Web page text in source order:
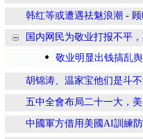
韩红等或遭遇祛魅浪潮 -
国内网民为敬业打报不平
敬业明显出钱搞乱
胡锦涛、温家宝他们是斗
五中全會布局二十一大，
中國軍方借用美國AI訓練